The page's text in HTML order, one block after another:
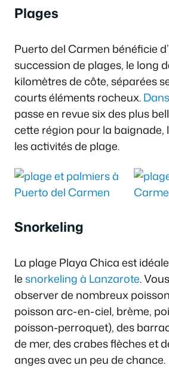
Plages
Puerto del Carmen bénéficie
succession de plages, le long
kilomètres de côte, séparées
courts éléments rocheux.
passe en revue six des plus
cette région pour la baignade,
les activités de plage.
Snorkeling
La plage Playa Chica est
lesnorkeling à Lanzarote.
observer de nombreux
poisson arc-en-ciel, brème,
poisson-perroquet), des
de mer, des crabes flèches et
anges avec un peu de chance.